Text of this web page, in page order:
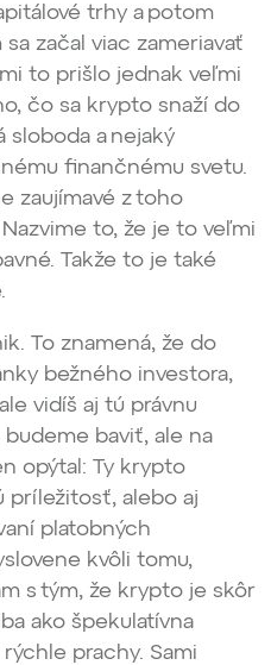
trhy a potom
začal viac zameriavať
to prišlo jednak veľmi
čo sa krypto snaží do
sloboda a nejaký
finančnému svetu.
zaujímavé z toho
to, že je to veľmi
Takže to je také
To znamená, že do
bežného investora,
vidíš aj tú právnu
baviť, ale na
opýtal: Ty krypto
príležitosť, alebo aj
platobných
kvôli tomu,
s tým, že krypto je skôr
ako špekulatívna
prachy. Sami